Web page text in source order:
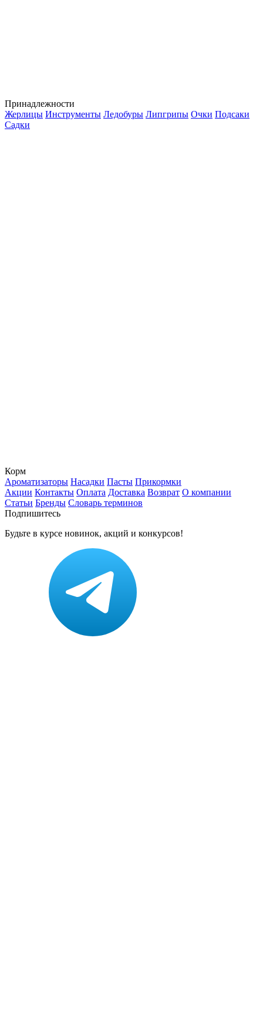
Принадлежности
Жерлицы Инструменты Ледобуры Липгрипы Очки Подсаки
Садки
Корм
Ароматизаторы Насадки Пасты Прикормки
Акции Контакты Оплата Доставка Возврат О компании
Статьи Бренды Словарь терминов
Подпишитесь
Будьте в курсе новинок, акций и конкурсов!